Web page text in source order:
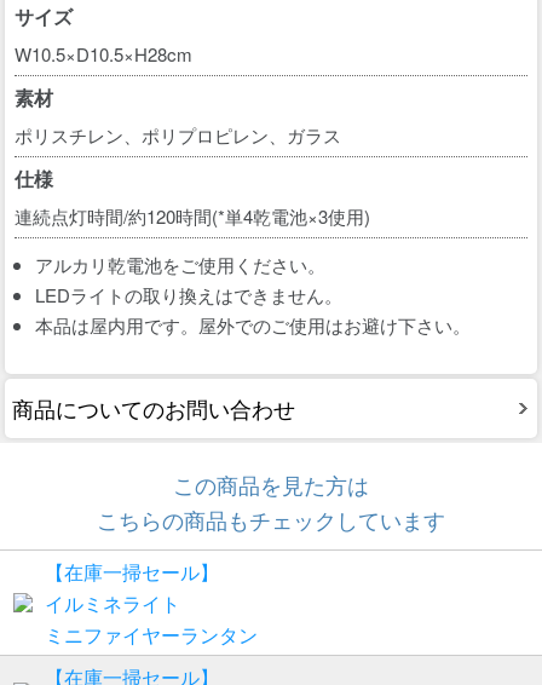
サイズ
W10.5×D10.5×H28cm
素材
ポリスチレン、ポリプロピレン、ガラス
仕様
連続点灯時間/約120時間(*単4乾電池×3使用)
アルカリ乾電池をご使用ください。
LEDライトの取り換えはできません。
本品は屋内用です。屋外でのご使用はお避け下さい。
商品についてのお問い合わせ
この商品を見た方は
こちらの商品もチェックしています
【在庫一掃セール】
イルミネライト
ミニファイヤーランタン
【在庫一掃セール】